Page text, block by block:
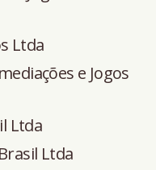
Ltda
e Jogos
Ltda
Ltda